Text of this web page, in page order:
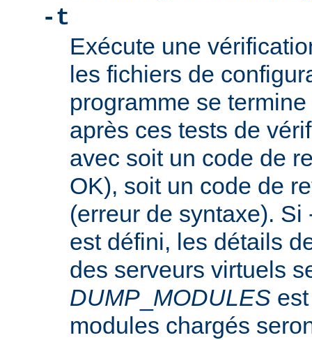
-t
Exécute une
les fichiers de
programme se
après ces tests de
avec soit un code de
OK), soit un code de
(erreur de syntaxe).
est défini, les détails
des serveurs virtuels
DUMP MODULES
modules chargés